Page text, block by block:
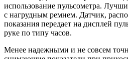
использование пульсометра.
с нагрудным ремнем. Датчик,
показания передает на дисплей
руке по типу часов.
Менее надежными и не совсем